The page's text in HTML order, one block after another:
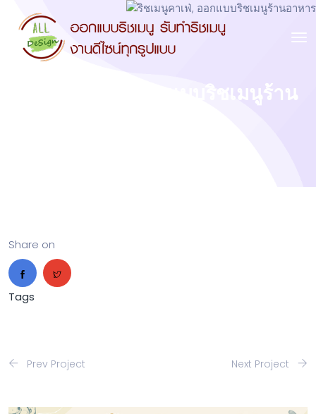
ริชเมนูคาเฟ่, ออกแบบริชเมนูร้าน
Share on
Tags
Prev Project Next Project